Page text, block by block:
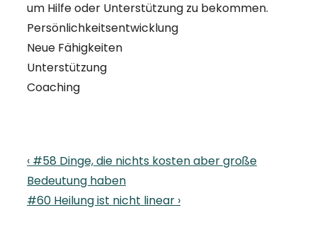
um Hilfe oder Unterstützung zu bekommen.
Persönlichkeitsentwicklung
Neue Fähigkeiten
Unterstützung
Coaching
Beitragsnavigation
Previous
Post
is
‹ #58 Dinge, die nichts kosten aber große
Bedeutung haben
Next
#60 Heilung ist nicht linear ›